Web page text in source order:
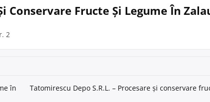
Conservare Fructe Și Legume În
2
în
Tatomirescu Depo S.R.L. – Procesare și conservare